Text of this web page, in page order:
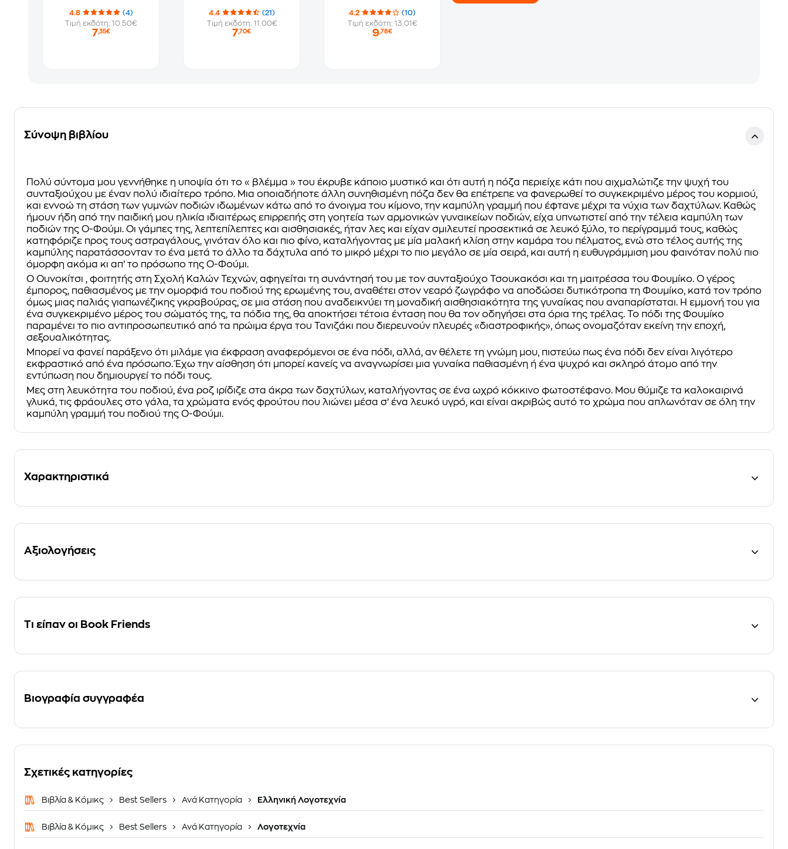
4.8
(4)
Τιμή εκδότη: 10.50€
7,35€
4.4
(21)
Τιμή εκδότη: 11.00€
7,70€
4.2
(10)
Τιμή εκδότη: 13.01€
9,78€
Σύνοψη βιβλίου
Πολύ σύντομα μου γεννήθηκε η υποψία ότι το « βλέμμα » του έκρυβε κάποιο μυστικό και ότι αυτή η πόζα περιείχε κάτι που αιχμαλώτιζε την ψυχή του
συνταξιούχου με έναν πολύ ιδιαίτερο τρόπο. Μια οποιαδήποτε άλλη συνηθισμένη πόζα δεν θα επέτρεπε να φανερωθεί το συγκεκριμένο μέρος του κορμιού,
και εννοώ τη στάση των γυμνών ποδιών ιδωμένων κάτω από το άνοιγμα του κίμονο, την καμπύλη γραμμή που έφτανε μέχρι τα νύχια των δαχτύλων. Καθώς
ήμουν ήδη από την παιδική μου ηλικία ιδιαιτέρως επιρρεπής στη γοητεία των αρμονικών γυναικείων ποδιών, είχα υπνωτιστεί από την τέλεια καμπύλη των
ποδιών της Ο-Φούμι. Οι γάμπες της, λεπτεπίλεπτες και αισθησιακές, ήταν λες και είχαν σμιλευτεί προσεκτικά σε λευκό ξύλο, το περίγραμμά τους, καθώς
κατηφόριζε προς τους αστραγάλους, γινόταν όλο και πιο φίνο, καταλήγοντας με μία μαλακή κλίση στην καμάρα του πέλματος, ενώ στο τέλος αυτής της
καμπύλης παρατάσσονταν το ένα μετά το άλλο τα δάχτυλα από το μικρό μέχρι το πιο μεγάλο σε μία σειρά, και αυτή η ευθυγράμμιση μου φαινόταν πολύ πιο
όμορφη ακόμα κι απ’ το πρόσωπο της Ο-Φούμι.
Ο Ουνοκίτσι , φοιτητής στη Σχολή Καλών Τεχνών, αφηγείται τη συνάντησή του με τον συνταξιούχο Τσουκακόσι και τη μαιτρέσσα του Φουμίκο. Ο γέρος
έμπορος, παθιασμένος με την ομορφιά του ποδιού της ερωμένης του, αναθέτει στον νεαρό ζωγράφο να αποδώσει δυτικότροπα τη Φουμίκο, κατά τον τρόπο
όμως μιας παλιάς γιαπωνέζικης γκραβούρας, σε μια στάση που αναδεικνύει τη μοναδική αισθησιακότητα της γυναίκας που αναπαρίσταται. Η εμμονή του για
ένα συγκεκριμένο μέρος του σώματός της, τα πόδια της, θα αποκτήσει τέτοια ένταση που θα τον οδηγήσει στα όρια της τρέλας. Το πόδι της Φουμίκο
παραμένει το πιο αντιπροσωπευτικό από τα πρώιμα έργα του Τανιζάκι που διερευνούν πλευρές «διαστροφικής», όπως ονομαζόταν εκείνη την εποχή,
σεξουαλικότητας.
Μπορεί να φανεί παράξενο ότι μιλάμε για έκφραση αναφερόμενοι σε ένα πόδι, αλλά, αν θέλετε τη γνώμη μου, πιστεύω πως ένα πόδι δεν είναι λιγότερο
εκφραστικό από ένα πρόσωπο. Έχω την αίσθηση ότι μπορεί κανείς να αναγνωρίσει μια γυναίκα παθιασμένη ή ένα ψυχρό και σκληρό άτομο από την
εντύπωση που δημιουργεί το πόδι τους.
Μες στη λευκότητα του ποδιού, ένα ροζ ιρίδιζε στα άκρα των δαχτύλων, καταλήγοντας σε ένα ωχρό κόκκινο φωτοστέφανο. Μου θύμιζε τα καλοκαιρινά
γλυκά, τις φράουλες στο γάλα, τα χρώματα ενός φρούτου που λιώνει μέσα σ’ ένα λευκό υγρό, και είναι ακριβώς αυτό το χρώμα που απλωνόταν σε όλη την
καμπύλη γραμμή του ποδιού της Ο-Φούμι.
Χαρακτηριστικά
Αξιολογήσεις
Τι είπαν οι Book Friends
Βιογραφία συγγραφέα
Σχετικές κατηγορίες
Βιβλία & Κόμικς Best Sellers Ανά Κατηγορία Ελληνική Λογοτεχνία
Βιβλία & Κόμικς Best Sellers Ανά Κατηγορία Λογοτεχνία